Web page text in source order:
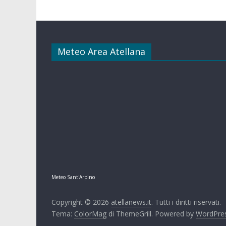
Meteo Area Atellana
Meteo Sant'Arpino
Copyright © 2026 atellanews.it. Tutti i diritti riservati.
Tema: ColorMag di ThemeGrill. Powered by